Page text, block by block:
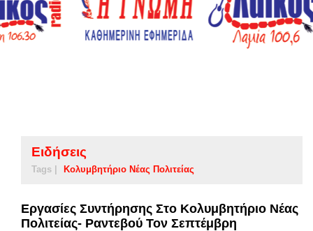
Ειδήσεις
Tags | Κολυμβητήριο Νέας Πολιτείας
Εργασίες Συντήρησης Στο Κολυμβητήριο Νέας
Πολιτείας- Ραντεβού Τον Σεπτέμβρη